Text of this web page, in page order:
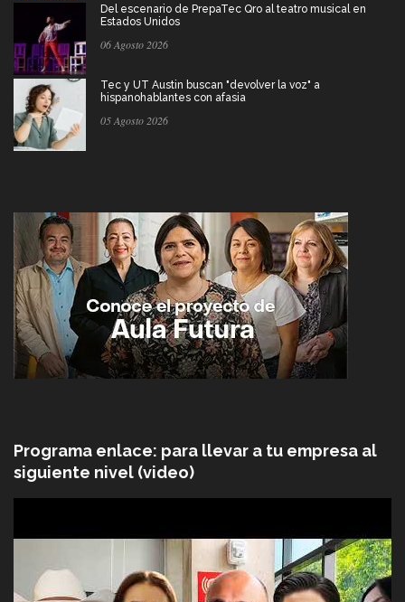
Del escenario de PrepaTec Qro al teatro musical en
Estados Unidos
06 Agosto 2026
Tec y UT Austin buscan "devolver la voz" a
hispanohablantes con afasia
05 Agosto 2026
Programa enlace: para llevar a tu empresa al
siguiente nivel (video)